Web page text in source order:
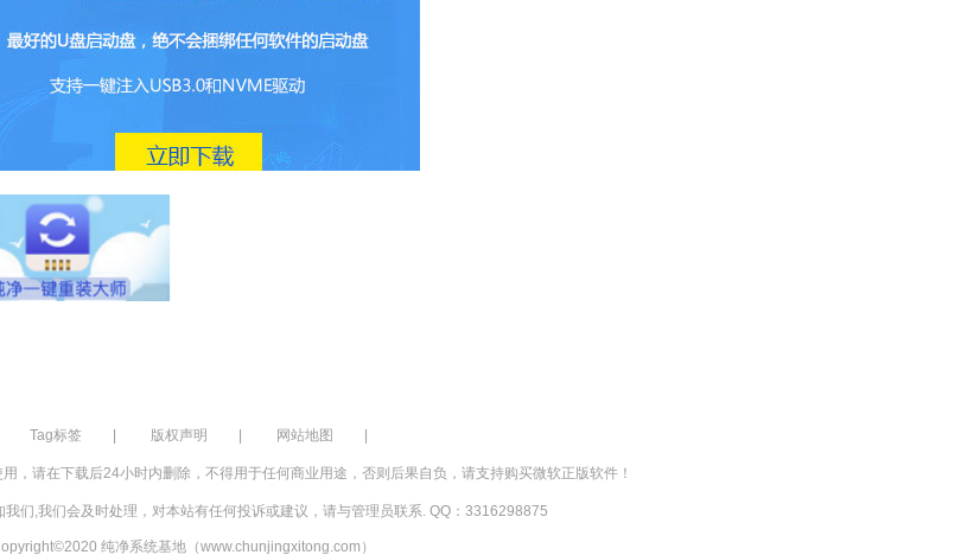
Tag标签 版权声明 网站地图
，请在下载后24小时内删除，不得用于任何商业用途，否则后果自负，请支持购买微软正版软件！
们,我们会及时处理，对本站有任何投诉或建议，请与管理员联系. QQ：3316298875
纯净系统基地（www.chunjingxitong.com）